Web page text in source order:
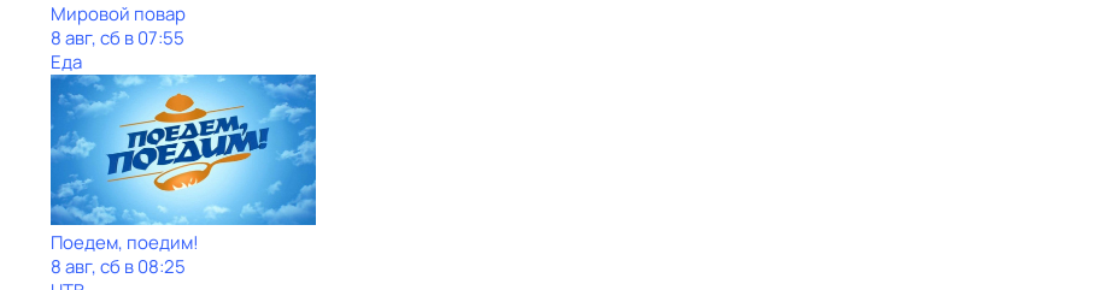
Мировой повар
8 авг, сб в 07:55
Еда
Поедем, поедим!
8 авг, сб в 08:25